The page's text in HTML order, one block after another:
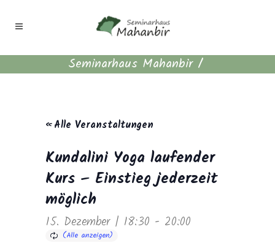
Seminarhaus Mahanbir/
« Alle Veranstaltungen
Kundalini Yoga laufender
Kurs – Einstieg jederzeit
möglich
15. Dezember | 18:30 - 20:00